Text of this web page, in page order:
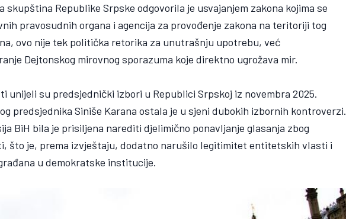
skupština Republike Srpske odgovorila je usvajanjem zakona kojima se
pravosudnih organa i agencija za provođenje zakona na teritoriji tog
ovo nije tek politička retorika za unutrašnju upotrebu, već
Dejtonskog mirovnog sporazuma koje direktno ugrožava mir.
unijeli su predsjednički izbori u Republici Srpskoj iz novembra 2025.
predsjednika Siniše Karana ostala je u sjeni dubokih izbornih
BiH bila je prisiljena narediti djelimično ponavljanje glasanja zbog
što je, prema izvještaju, dodatno narušilo legitimitet entitetskih vlasti i
u demokratske institucije.